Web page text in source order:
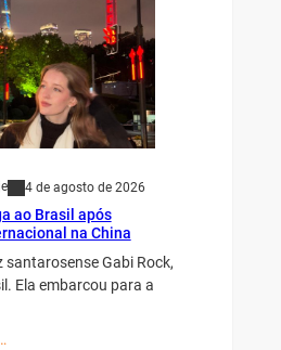
4 de agosto de 2026
ao Brasil após
na China
santarosense Gabi Rock,
Ela embarcou para a